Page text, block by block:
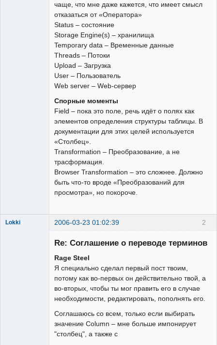
чаще, что мне даже кажется, что имеет смысл
отказаться от «Оператора»
Status – состояние
Storage Engine(s) – хранилища
Temporary data – Временные данные
Threads – Потоки
Upload – Загрузка
User – Пользователь
Web server – Web-сервер
Спорные моменты
Field – пока это поле, речь идёт о полях как
элементов определения структуры таблицы. В
документации для этих целей используется
«Столбец».
Transformation – Преобразование, а не
трасформация.
Browser Transformation – это сложнее. Должно
быть что-то вроде «Преобразований для
просмотра», но покороче.
2
Lokki 2006-03-23 01:02:39
Re: Соглашение о переводе терминов
Rage Steel
Я специально сделал первый пост твоим,
потому как во-первых он действительно твой, а
во-вторых, чтобы ты мог править его в случае
необходимости, редактировать, пополнять его.
Соглашаюсь со всем, только если выбирать
значение Column – мне больше импонирует
"столбец", а также с